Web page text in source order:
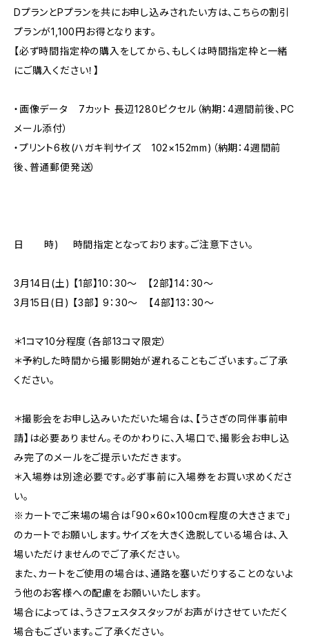
DプランとPプランを共にお申し込みされたい方は、こちらの割引
プランが1,100円お得となります。
【必ず時間指定枠の購入をしてから、もしくは時間指定枠と一緒
にご購入ください！】
・画像データ 7カット 長辺1280ピクセル（納期：4週間前後、PC
メール添付）
・プリント6枚(ハガキ判サイズ 102×152mm)（納期：4週間前
後、普通郵便発送）
日 時) 時間指定となっております。ご注意下さい。
3月14日(土) 【1部】10：30〜 【2部】14：30〜
3月15日(日) 【3部】 9：30〜 【4部】13：30〜
＊1コマ10分程度（各部13コマ限定）
＊予約した時間から撮影開始が遅れることもございます。ご了承
ください。
＊撮影会をお申し込みいただいた場合は、【うさぎの同伴事前申
請】は必要ありません。そのかわりに、入場口で、撮影会お申し込
み完了のメールをご提示いただきます。
＊入場券は別途必要です。必ず事前に入場券をお買い求めくださ
い。
※カートでご来場の場合は「90×60×100cm程度の大きさまで」
のカートでお願いします。サイズを大きく逸脱している場合は、入
場いただけませんのでご了承ください。
また、カートをご使用の場合は、通路を塞いだりすることのないよ
う他のお客様への配慮をお願いいたします。
場合によっては、うさフェスタスタッフがお声がけさせていただく
場合もございます。ご了承ください。